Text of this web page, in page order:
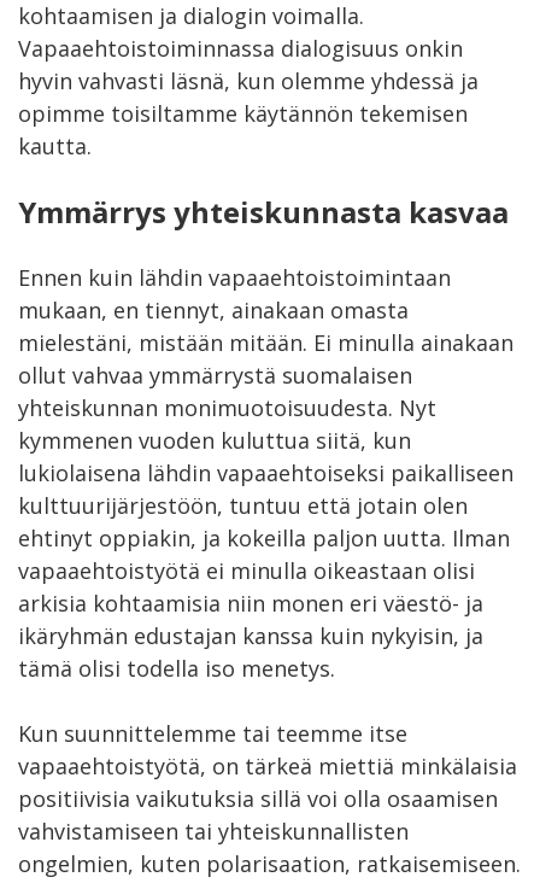
kohtaamisen ja dialogin voimalla.
Vapaaehtoistoiminnassa dialogisuus onkin
hyvin vahvasti läsnä, kun olemme yhdessä ja
opimme toisiltamme käytännön tekemisen
kautta.
Ymmärrys yhteiskunnasta kasvaa
Ennen kuin lähdin vapaaehtoistoimintaan
mukaan, en tiennyt, ainakaan omasta
mielestäni, mistään mitään. Ei minulla ainakaan
ollut vahvaa ymmärrystä suomalaisen
yhteiskunnan monimuotoisuudesta. Nyt
kymmenen vuoden kuluttua siitä, kun
lukiolaisena lähdin vapaaehtoiseksi paikalliseen
kulttuurijärjestöön, tuntuu että jotain olen
ehtinyt oppiakin, ja kokeilla paljon uutta. Ilman
vapaaehtoistyötä ei minulla oikeastaan olisi
arkisia kohtaamisia niin monen eri väestö- ja
ikäryhmän edustajan kanssa kuin nykyisin, ja
tämä olisi todella iso menetys.
Kun suunnittelemme tai teemme itse
vapaaehtoistyötä, on tärkeä miettiä minkälaisia
positiivisia vaikutuksia sillä voi olla osaamisen
vahvistamiseen tai yhteiskunnallisten
ongelmien, kuten polarisaation, ratkaisemiseen.